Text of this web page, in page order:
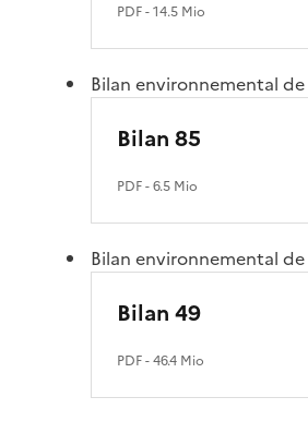
PDF- 14.5 Mio
Bilan environnemental de
Bilan 85
PDF- 6.5 Mio
Bilan environnemental de
Bilan 49
PDF- 46.4 Mio